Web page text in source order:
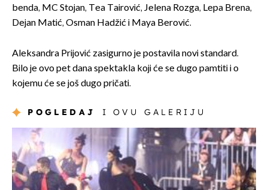
benda, MC Stojan, Tea Tairović, Jelena Rozga, Lepa Brena,
Dejan Matić, Osman Hadžić i Maya Berović.
Aleksandra Prijović zasigurno je postavila novi standard.
Bilo je ovo pet dana spektakla koji će se dugo pamtiti i o
kojemu će se još dugo pričati.
POGLEDAJ I OVU GALERIJU